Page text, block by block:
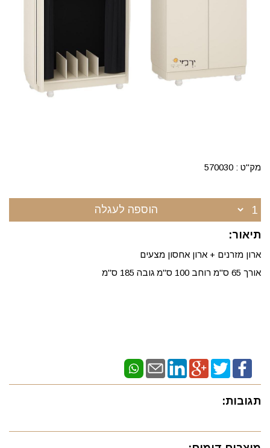
מק"ט : 570030
הוספה לעגלה
תיאור:
ארון מזרנים + ארון אחסון מצעים
אורך 65 ס"מ רוחב 100 ס"מ גובה 185 ס"מ
תגובות: